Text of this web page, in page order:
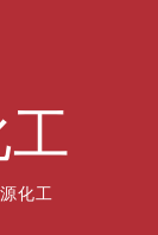
化工